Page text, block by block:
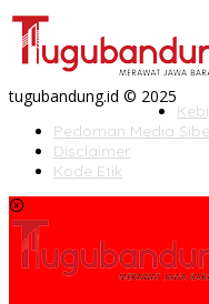
tugubandung.id © 2025
Pedoman Media
Disclaimer
Kode Etik